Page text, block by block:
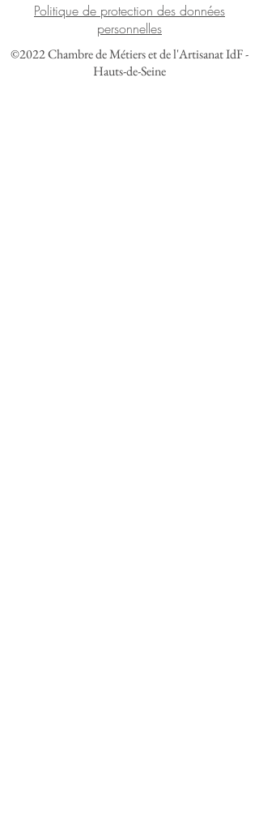
Politique de protection des données
personnelles
©2022 Chambre de Métiers et de l'Artisanat IdF -
Hauts-de-Seine